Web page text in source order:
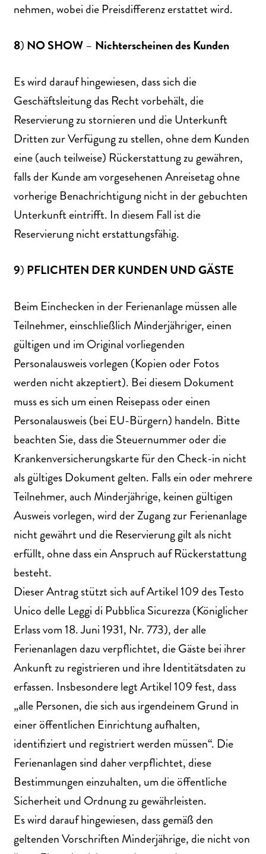
nehmen, wobei die Preisdifferenz erstattet wird.
8) NOSHOW– NichterscheinendesKunden
Es wird darauf hingewiesen, dass sich die
Geschäftsleitung das Recht vorbehält, die
Reservierung zu stornieren und die Unterkunft
Dritten zur Verfügung zu stellen, ohne dem Kunden
eine (auch teilweise) Rückerstattung zu gewähren,
falls der Kunde am vorgesehenen Anreisetag ohne
vorherige Benachrichtigung nicht in der gebuchten
Unterkunft eintrifft. In diesem Fall ist die
Reservierung nicht erstattungsfähig.
9) PFLICHTEN DERKUNDEN UNDGÄSTE
Beim Einchecken in der Ferienanlage müssen alle
Teilnehmer, einschließlich Minderjähriger, einen
gültigen und im Original vorliegenden
Personalausweis vorlegen (Kopien oder Fotos
werden nicht akzeptiert). Bei diesem Dokument
muss es sich um einen Reisepass oder einen
Personalausweis (bei EU-Bürgern) handeln. Bitte
beachten Sie, dass die Steuernummer oder die
Krankenversicherungskarte für den Check-in nicht
als gültiges Dokument gelten. Falls ein oder mehrere
Teilnehmer, auch Minderjährige, keinen gültigen
Ausweis vorlegen, wird der Zugang zur Ferienanlage
nicht gewährt und die Reservierung gilt als nicht
erfüllt, ohne dass ein Anspruch auf Rückerstattung
besteht.
Dieser Antrag stützt sich auf Artikel 109 des Testo
Unico delle Leggi di Pubblica Sicurezza (Königlicher
Erlass vom 18. Juni 1931, Nr. 773), der alle
Ferienanlagen dazu verpflichtet, die Gäste bei ihrer
Ankunft zu registrieren und ihre Identitätsdaten zu
erfassen. Insbesondere legt Artikel 109 fest, dass
„alle Personen, die sich aus irgendeinem Grund in
einer öffentlichen Einrichtung aufhalten,
identifiziert und registriert werden müssen“. Die
Ferienanlagen sind daher verpflichtet, diese
Bestimmungen einzuhalten, um die öffentliche
Sicherheit und Ordnung zu gewährleisten.
Es wird darauf hingewiesen, dass gemäß den
geltenden Vorschriften Minderjährige, die nicht von